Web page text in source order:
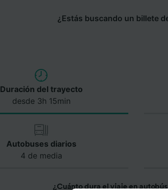
¿Estás buscando un billete
Duración del trayecto
desde 3h 15min
Autobuses diarios
4 de media
¿Cuánto dura el viaje en